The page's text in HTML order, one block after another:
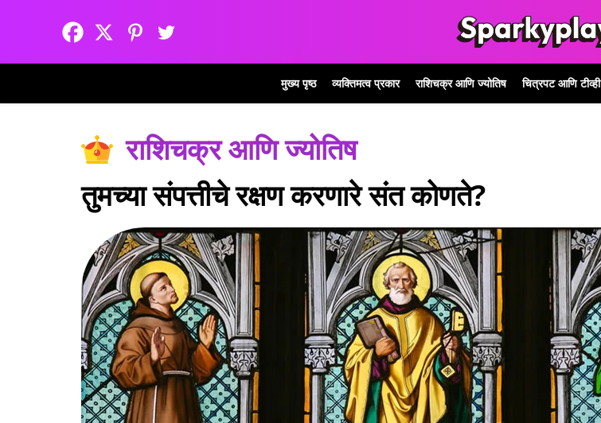
मुख्य पृष्ठ व्यक्तिमत्व प्रकार राशिचक्र आणि ज्योतिष चित्रपट आणि टीव्ही
राशिचक्र आणि ज्योतिष
तुमच्या संपत्तीचे रक्षण करणारे संत कोणते?